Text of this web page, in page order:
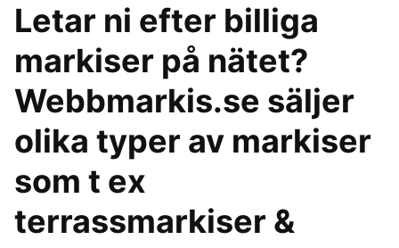
Letar ni efter billiga
markiser på nätet?
Webbmarkis.se säljer
olika typer av markiser
som t ex
terrassmarkiser &